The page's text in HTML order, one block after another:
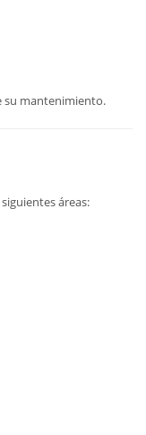
su mantenimiento.
áreas: